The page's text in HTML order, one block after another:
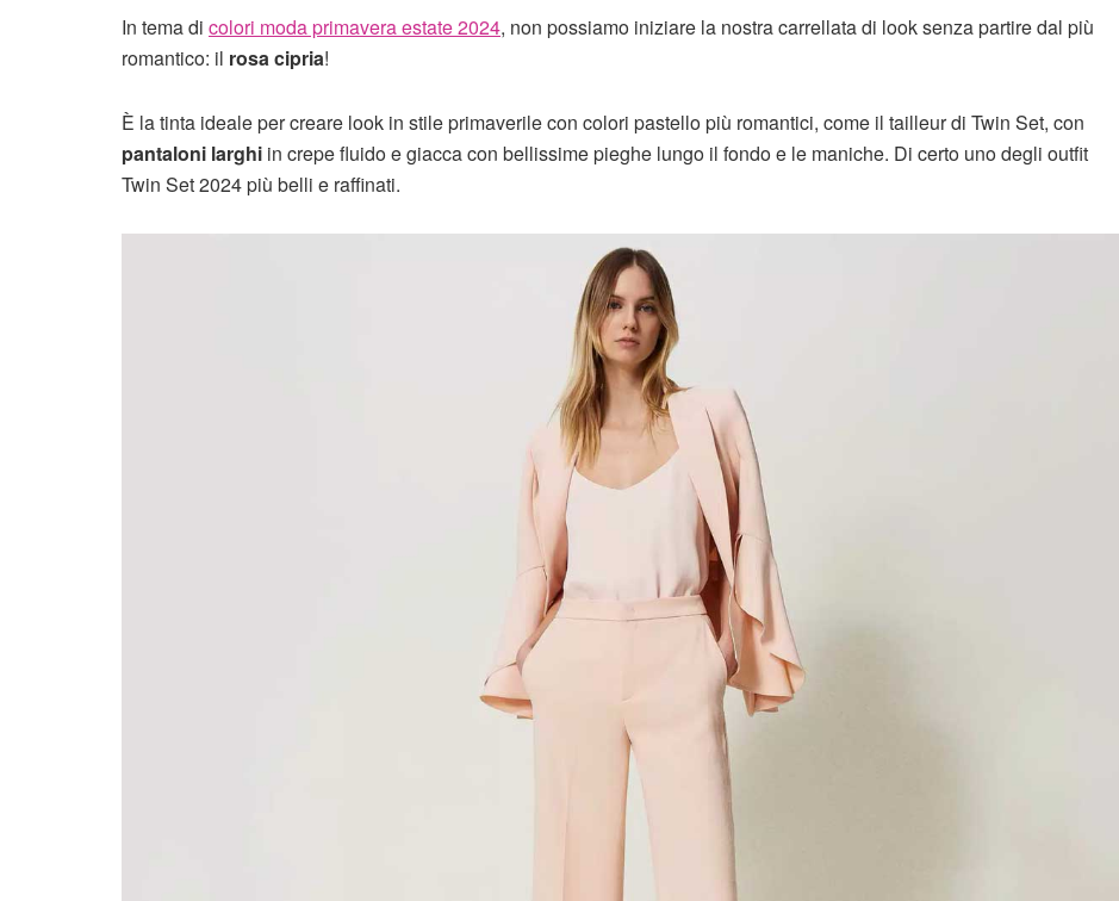
In tema di colori moda primavera estate 2024, non possiamo iniziare la nostra carrellata di look senza partire dal più
romantico: il rosa cipria!
È la tinta ideale per creare look in stile primaverile con colori pastello più romantici, come il tailleur di Twin Set, con
pantaloni larghi in crepe fluido e giacca con bellissime pieghe lungo il fondo e le maniche. Di certo uno degli outfit
Twin Set 2024 più belli e raffinati.